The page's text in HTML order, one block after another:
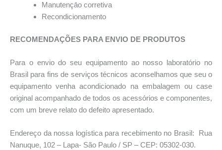
Manutençāo corretiva
Recondicionamento
RECOMENDAÇÕES PARA ENVIO DE PRODUTOS
Para o envio do seu equipamento ao nosso laboratório no
Brasil para fins de serviços técnicos aconselhamos que seu o
equipamento venha acondicionado na embalagem ou case
original acompanhado de todos os acessórios e componentes,
com um breve relato do defeito apresentado.
Endereço da nossa logística para recebimento no Brasil: Rua
Nanuque, 102 – Lapa- São Paulo / SP – CEP: 05302-030.